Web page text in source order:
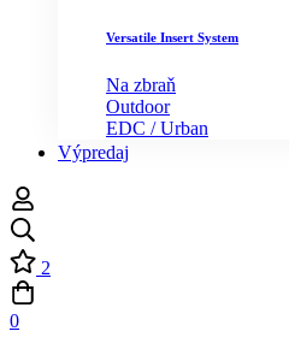
Versatile Insert System
Na zbraň
Outdoor
EDC / Urban
Výpredaj
2
0